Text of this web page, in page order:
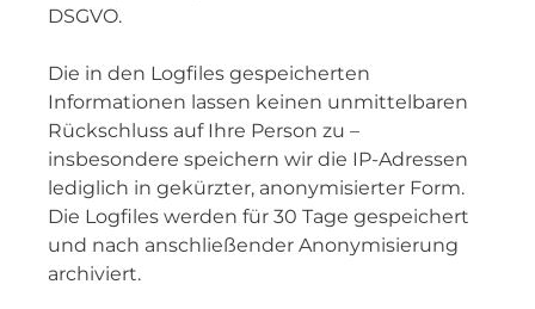
DSGVO.
Die in den Logfiles gespeicherten
Informationen lassen keinen unmittelbaren
Rückschluss auf Ihre Person zu –
insbesondere speichern wir die IP-Adressen
lediglich in gekürzter, anonymisierter Form.
Die Logfiles werden für 30 Tage gespeichert
und nach anschließender Anonymisierung
archiviert.